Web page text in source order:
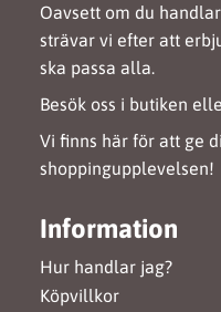
Oavsett om du
strävar vi efter att
ska passa alla.
Besök oss i butiken
Vi finns här för att ge
shoppingupplevelsen!
Information
Hur handlar jag?
Köpvillkor